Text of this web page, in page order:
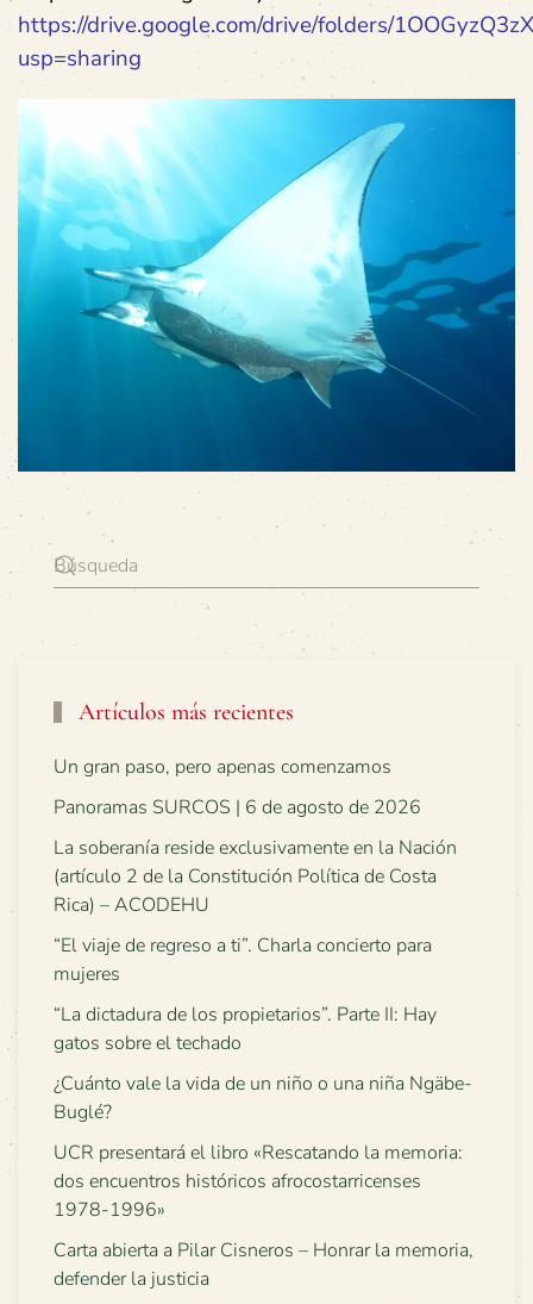
https://drive.google.com/drive/folders/
usp=sharing
Artículos más recientes
Un gran paso, pero apenas comenzamos
Panoramas SURCOS | 6 de agosto de 2026
La soberanía reside exclusivamente en la Nación
(artículo 2 de la Constitución Política de Costa
Rica) – ACODEHU
“El viaje de regreso a ti”. Charla concierto para
mujeres
“La dictadura de los propietarios”. Parte II: Hay
gatos sobre el techado
¿Cuánto vale la vida de un niño o una niña Ngäbe-
Buglé?
UCR presentará el libro «Rescatando la memoria:
dos encuentros históricos afrocostarricenses
1978-1996»
Carta abierta a Pilar Cisneros – Honrar la memoria,
defender la justicia